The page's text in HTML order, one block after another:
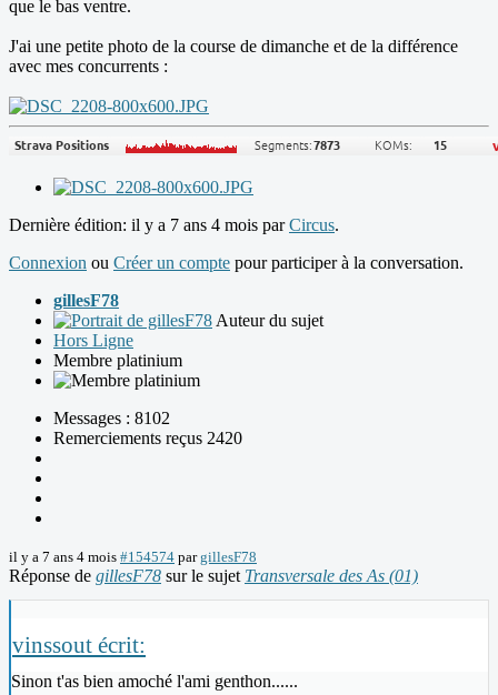
que le bas ventre.
J'ai une petite photo de la course de dimanche et de la différence
avec mes concurrents :
Dernière édition: il y a 7 ans 4 mois parCircus.
Connexion ou Créer un compte pour participer à la conversation.
gillesF78
Auteur du sujet
Hors Ligne
Membre platinium
Messages : 8102
Remerciements reçus 2420
il y a 7 ans 4 mois #154574 pargillesF78
Réponse de gillesF78 sur le sujet Transversale des As (01)
vinssout écrit:
Sinon t'as bien amoché l'ami genthon......